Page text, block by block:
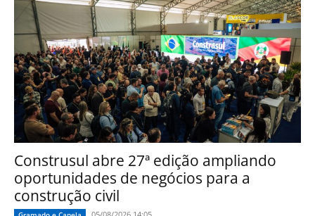
Construsul abre 27ª edição ampliando
oportunidades de negócios para a
construção civil